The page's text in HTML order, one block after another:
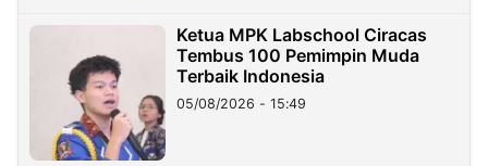
Ketua MPK Labschool Ciracas
Tembus 100 Pemimpin Muda
Terbaik Indonesia
05/08/2026 - 15:49